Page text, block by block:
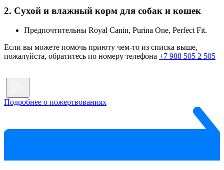
2. Сухой и влажный корм для собак и кошек
Предпочтительны Royal Canin, Purina One, Perfect Fit.
Если вы можете помочь приюту чем-то из списка выше,
пожалуйста, обратитесь по номеру телефона +7 988 505 2 505
Подробнее о пожертвованиях